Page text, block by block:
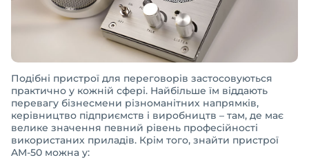
Подібні пристрої для переговорів застосовуються
практично у кожній сфері. Найбільше їм віддають
перевагу бізнесмени різноманітних напрямків,
керівництво підприємств і виробництв – там, де має
велике значення певний рівень професійності
використаних приладів. Крім того, знайти пристрої
AM-50 можна у: